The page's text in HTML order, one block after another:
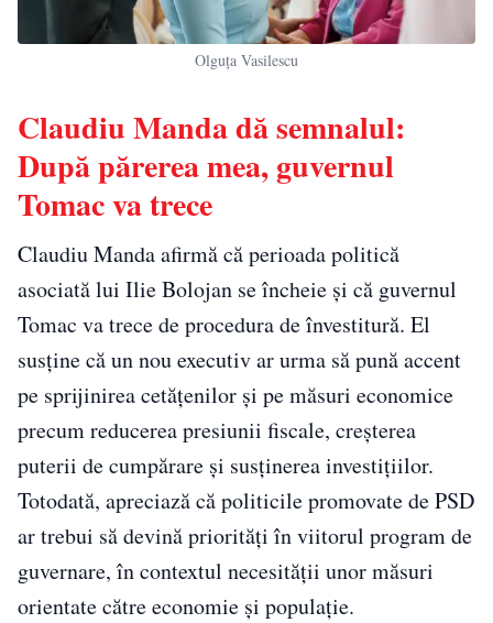
Olguța Vasilescu
Claudiu Manda dă semnalul:
După părerea mea, guvernul
Tomac va trece
Claudiu Manda afirmă că perioada politică
asociată lui Ilie Bolojan se încheie și că guvernul
Tomac va trece de procedura de învestitură. El
susține că un nou executiv ar urma să pună accent
pe sprijinirea cetățenilor și pe măsuri economice
precum reducerea presiunii fiscale, creșterea
puterii de cumpărare și susținerea investițiilor.
Totodată, apreciază că politicile promovate de PSD
ar trebui să devină priorități în viitorul program de
guvernare, în contextul necesității unor măsuri
orientate către economie și populație.